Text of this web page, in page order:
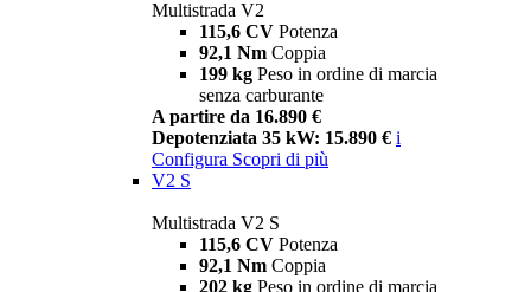
Multistrada V2
115,6 CV Potenza
92,1 Nm Coppia
199 kg Peso in ordine di marcia
senza carburante
A partire da 16.890 €
Depotenziata 35 kW: 15.890 € i
Configura Scopri di più
V2 S
Multistrada V2 S
115,6 CV Potenza
92,1 Nm Coppia
202 kg Peso in ordine di marcia